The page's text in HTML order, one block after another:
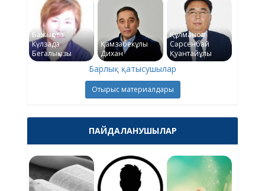
Бажықова
Күлзада
Бегалықызы
Қамзабекұлы
Дихан
Құлманов
Сәрсенбай
Қуантайұлы
Барлық қатысушылар
Отырыс материалдары
ПАЙДАЛАНУШЫЛАР